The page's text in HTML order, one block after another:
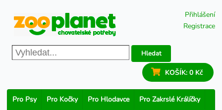
Přihlášení
Registrace
Hledat
KOŠÍK: 0 Kč
Pro Psy Pro Kočky Pro Hlodavce Pro Zakrslé Králíčky